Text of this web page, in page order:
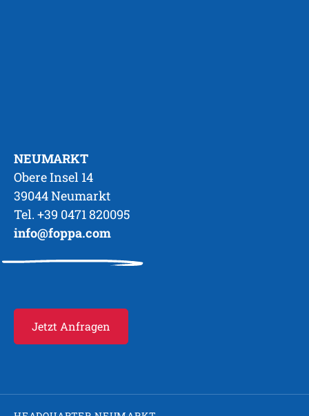
NEUMARKT
Obere Insel 14
39044 Neumarkt
Tel. +39 0471 820095
info@foppa.com
Jetzt Anfragen